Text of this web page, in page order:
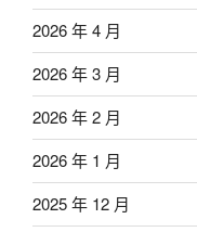
2026 年 4 月
2026 年 3 月
2026 年 2 月
2026 年 1 月
2025 年 12 月